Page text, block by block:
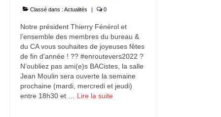
Classé dans : Actualités 0
Notre président Thierry Fénérol et
l’ensemble des membres du bureau &
du CA vous souhaites de joyeuses fêtes
de fin d’année ! ?? #enroutevers2022 ?
N’oubliez pas ami(e)s BACistes, la salle
Jean Moulin sera ouverte la semaine
prochaine (mardi, mercredi et jeudi)
entre 18h30 et … Lire la suite­­